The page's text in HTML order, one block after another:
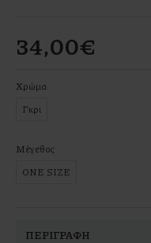
34,00€
Χρώμα
Γκρι
Μέγεθος
ONE SIZE
ΠΕΡΙΓΡΑΦΉ